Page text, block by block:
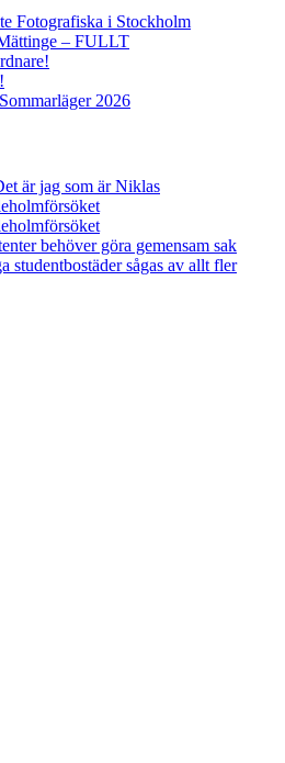
Fotografiska i Stockholm
– FULLT
2026
är jag som är Niklas
behöver göra gemensam sak
studentbostäder sågas av allt fler